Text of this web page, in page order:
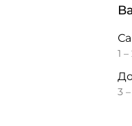
1
3